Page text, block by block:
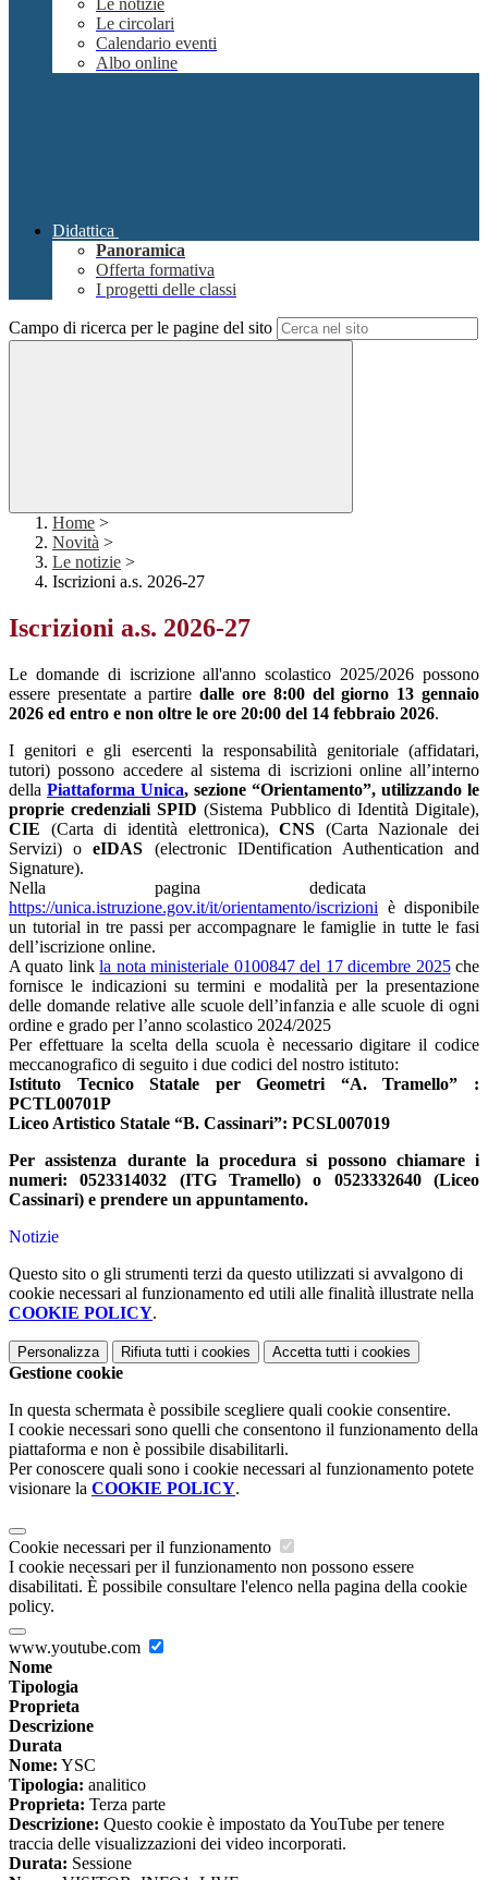
Le notizie
Le circolari
Calendario eventi
Albo online
Didattica
Panoramica
Offerta formativa
I progetti delle classi
Campo di ricerca per le pagine del sito
Home >
Novità >
Le notizie >
Iscrizioni a.s. 2026-27
Iscrizioni a.s. 2026-27
Le domande di iscrizione all'anno scolastico 2025/2026 possono
essere presentate a partiredalle ore 8:00 del giorno 13 gennaio
2026 ed entro e non oltre le ore 20:00 del 14 febbraio 2026.
I genitori e gli esercenti la responsabilità genitoriale (affidatari,
tutori) possono accedere al sistema di iscrizioni online all’interno
della Piattaforma Unica, sezione “Orientamento”, utilizzando le
proprie credenziali SPID (Sistema Pubblico di Identità Digitale),
CIE (Carta di identità elettronica),CNS (Carta Nazionale dei
Servizi) oeIDAS (electronic IDentification Authentication and
Signature).
Nella pagina dedicata
https://unica.istruzione.gov.it/it/orientamento/iscrizioni è disponibile
un tutorial in tre passi per accompagnare le famiglie in tutte le fasi
dell’iscrizione online.
A quato linkla nota ministeriale 0100847 del 17 dicembre 2025che
fornisce le indicazioni su termini e modalità per la presentazione
delle domande relative alle scuole dell’infanzia e alle scuole di ogni
ordine e grado per l’anno scolastico 2024/2025
Per effettuare la scelta della scuola è necessario digitare il codice
meccanografico di seguito i due codici del nostro istituto:
Istituto Tecnico Statale per Geometri “A. Tramello” :
PCTL00701P
Liceo Artistico Statale “B. Cassinari”: PCSL007019
Per assistenza durante la procedura si possono chiamare i
numeri: 0523314032 (ITG Tramello) o 0523332640 (Liceo
Cassinari) e prendere un appuntamento.
Notizie
Questo sito o gli strumenti terzi da questo utilizzati si avvalgono di
cookie necessari al funzionamento ed utili alle finalità illustrate nella
COOKIE POLICY.
Personalizza Rifiuta tutti i cookies Accetta tutti i cookies
Gestione cookie
In questa schermata è possibile scegliere quali cookie consentire.
I cookie necessari sono quelli che consentono il funzionamento della
piattaforma e non è possibile disabilitarli.
Per conoscere quali sono i cookie necessari al funzionamento potete
visionare la COOKIE POLICY.
Cookie necessari per il funzionamento
I cookie necessari per il funzionamento non possono essere
disabilitati. È possibile consultare l'elenco nella pagina della cookie
policy.
www.youtube.com
Nome
Tipologia
Proprieta
Descrizione
Durata
Nome: YSC
Tipologia: analitico
Proprieta: Terza parte
Descrizione: Questo cookie è impostato da YouTube per tenere
traccia delle visualizzazioni dei video incorporati.
Durata: Sessione